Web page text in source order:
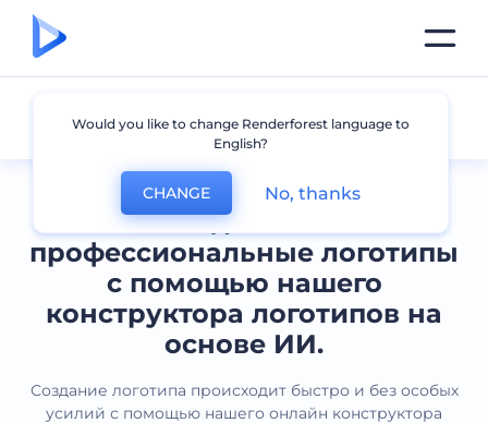
Создавайте
профессиональные логотипы
с помощью нашего
конструктора логотипов на
основе ИИ.
Создание логотипа происходит быстро и без особых
усилий с помощью нашего онлайн конструктора
Все логотипы
Would you like to change Renderforest language to
English?
CHANGE No, thanks